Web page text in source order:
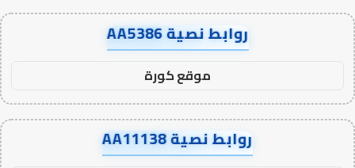
روابط نصية AA5386
موقع كورة
روابط نصية AA11138